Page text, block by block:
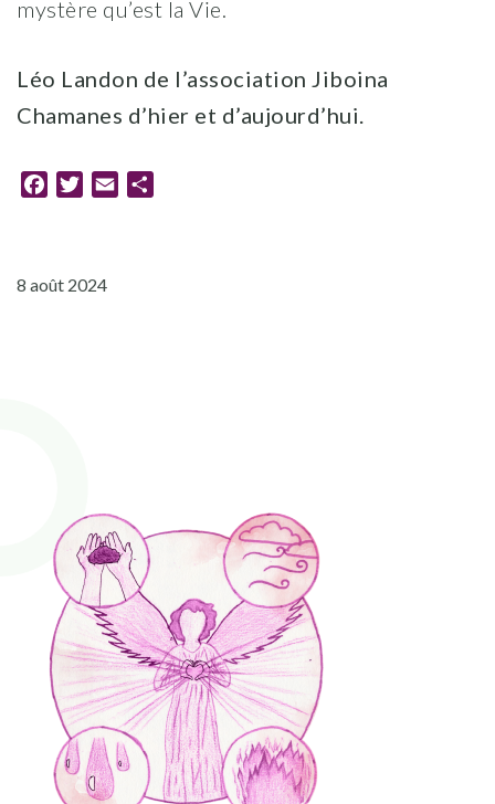
mystère qu’est la Vie.
Léo Landon de l’association Jiboina
Chamanes d’hier et d’aujourd’hui.
FacebookTwitterEmail
8 août 2024